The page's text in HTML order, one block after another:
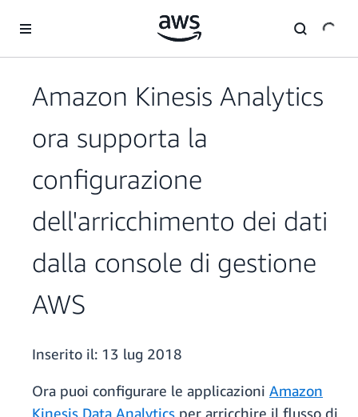
Amazon Kinesis Analytics
ora supporta la
configurazione
dell'arricchimento dei dati
dalla console di gestione
AWS
Inserito il: 13 lug 2018
Ora puoi configurare le applicazioni Amazon
Kinesis Data Analytics per arricchire il flusso di